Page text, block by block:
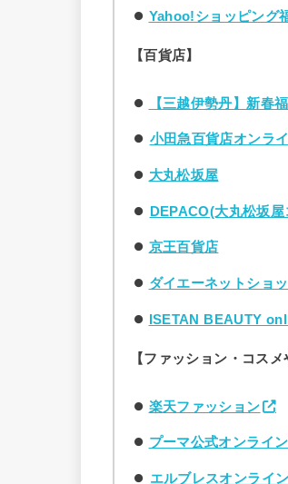
Yahoo!ショッピング
【百貨店】
【三越伊勢丹】新春
小田急百貨店オンラ
大丸松坂屋
DEPACO(大丸松坂
京王百貨店
ダイエーネットショ
ISETAN BEAUTY
【ファッション・コスメ
楽天ファッション
プーマ公式オンライ
エルブレスオンライ